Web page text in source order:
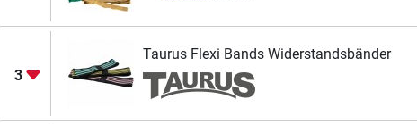
3
Taurus Flexi Bands Widerstandsbänder